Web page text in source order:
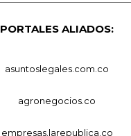
PORTALES ALIADOS:
asuntoslegales.com.co
agronegocios.co
empresas.larepublica.co